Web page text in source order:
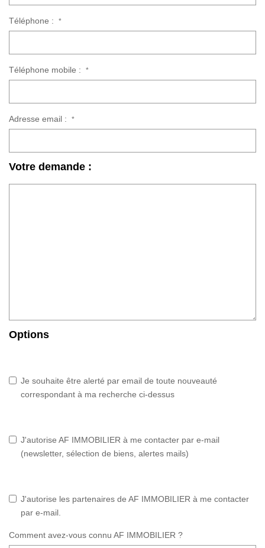
Téléphone : *
Téléphone mobile : *
Adresse email : *
Votre demande :
Options
Je souhaite être alerté par email de toute nouveauté
correspondant à ma recherche ci-dessus
J'autorise AF IMMOBILIER à me contacter par e-mail
(newsletter, sélection de biens, alertes mails)
J'autorise les partenaires de AF IMMOBILIER à me contacter
par e-mail.
Comment avez-vous connu AF IMMOBILIER ?